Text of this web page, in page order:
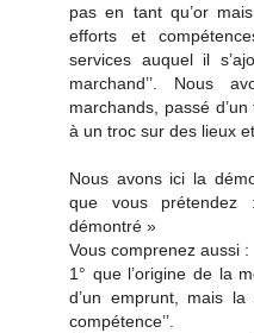
pas en tant qu’or
efforts et
services auquel il
marchand’’. Nous
marchands, passé
à un troc sur des lieux
Nous avons ici la
que vous
démontré »
Vous comprenez aussi :
1° que l’origine de la
d’un emprunt, mais la
compétence’’.